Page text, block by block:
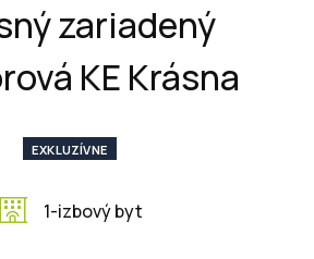
zariadený
KE Krásna
EXKLUZÍVNE
1-izbový byt